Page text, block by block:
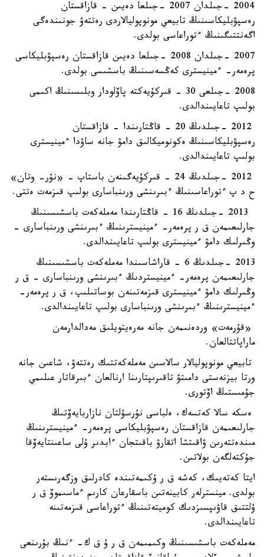
2004 -جىلدان 2007 -جىلعا دەيىن - قازاقستان
رەسپۋبليكاسىنىڭ تابيعي مونوپوليالاردى رەتتەۋ جونىندەگى
اگەنتتىگىنىڭ ءتوراعاسى بولدى.
2007 -جىلدان 2008 -جىلعا دەيىن قازاقستان رەسپۋبليكاسى
پرەمەر- ءمينيسترى كەڭسەسىنىڭ باسشىسى بولدى.
2008 -جىلعى 30 - قىركۇيەكتە پاۆلودار وبلىسىنىڭ اكىمى
بولىپ تاعايىندالدى.
2012 -جىلدىڭ 20 - قاڭتارىندا - قازاقستان
رەسپۋبليكاسىنىڭ ەكونوميكالىق دامۋ جانە ساۋدا ءمينيسترى
بولىپ تاعايىندالدى.
2012 -جىلدىڭ 24 - قىركۇيەگىنەن باستاپ - «نۇر- وتان»
ح د پ ءتوراعاسىنىڭ ءبىرىنشى ورىنباسارى بولىپ قىزمەت ەتتى.
2013 -جىلدىڭ 16 - قاڭتارىندا مەملەكەت باسشىسىنىڭ
جارلىعىمەن ق ر پرەمەر- ءمينيسترىنىڭ ءبىرىنشى ورىنباسارى -
وڭىرلىك دامۋ ءمينيسترى بولىپ تاعايىندالدى.
2013 -جىلدىڭ 6 - قاراشاسىندا مەملەكەت باسشىسىنىڭ
جارلىعىمەن پرەمەر- ءمينيستردىڭ ءبىرىنشى ورىنباسارى - ق ر
وڭىرلىك دامۋ ءمينيسترى قىزمەتىنەن بوساتىلىپ، ق ر پرەمەر-
ءمينيسترىنىڭ ءبىرىنشى ورىنباسارى بولىپ تاعايىندالدى.
«قۇرمەت» وردەنىمەن جانە مەرەيتويلىق مەدالدارمەن
ماراپاتتالعان.
تابيعي مونوپوليالار سالاسىن مەملەكەتتىك رەتتەۋ، شاعىن جانە
ورتا بيزنەستى دامىتۋ تاقىرىپتارىنا ارنالعان ءبىرقاتار عىلىمي
جۇمىستىڭ اۆتورى.
ەسكە سالا كەتسەك، ەلباسى نۇرسۇلتان نازاربايەۆتىڭ
جارلىعىمەن قازاقستان رەسپۋبليكاسى پرەمەر- ءمينيسترىنىڭ
مىندەتتەرىن ۋاقىتشا اتقارۋ باقىتجان ءابدىر ۇلى ساعىنتايەۆقا
جۇكتەلگەن بولاتىن.
ايتا كەتەيىك، كەشە ق ر ۇكىمەتىندە كادرلىق وزگەرىستەر
بولدى. مينسترلەر كابينەتىن باسقارعان كارىم ءماسىموۆ ق ر
ۇلتتىق قاۋىپسىزدىك كوميتەتىنىڭ ءتوراعاسى قىزمەتىنە
تاعايىندالدى.
مەملەكەت باسشىسىنىڭ وكىمىمەن ق ر ۇ ق ك- ءنىڭ بۇرىنعى